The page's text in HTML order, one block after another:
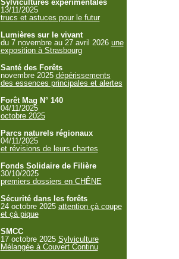
Sylvicultures expérimentales
13/11/2025
trucs et astuces pour le futur
Lumières sur le vivant
du 7 novembre au 27 avril 2026 une
exposition à Strasbourg
Santé des Forêts
novembre 2025 dépérissements
des essences principales et alertes
Forêt Mag N° 140
04/11/2025
octobre 2025
Parcs naturels régionaux
04/11/2025
et révisions de leurs chartes
Fonds Solidaire de Filière
30/10/2025
premiers dossiers en CHÊNE
Sécurité dans les forêts
24 octobre 2025 attention çà coupe
et çà pique
SMCC
17 octobre 2025 Sylviculture
Mélangée à Couvert Continu